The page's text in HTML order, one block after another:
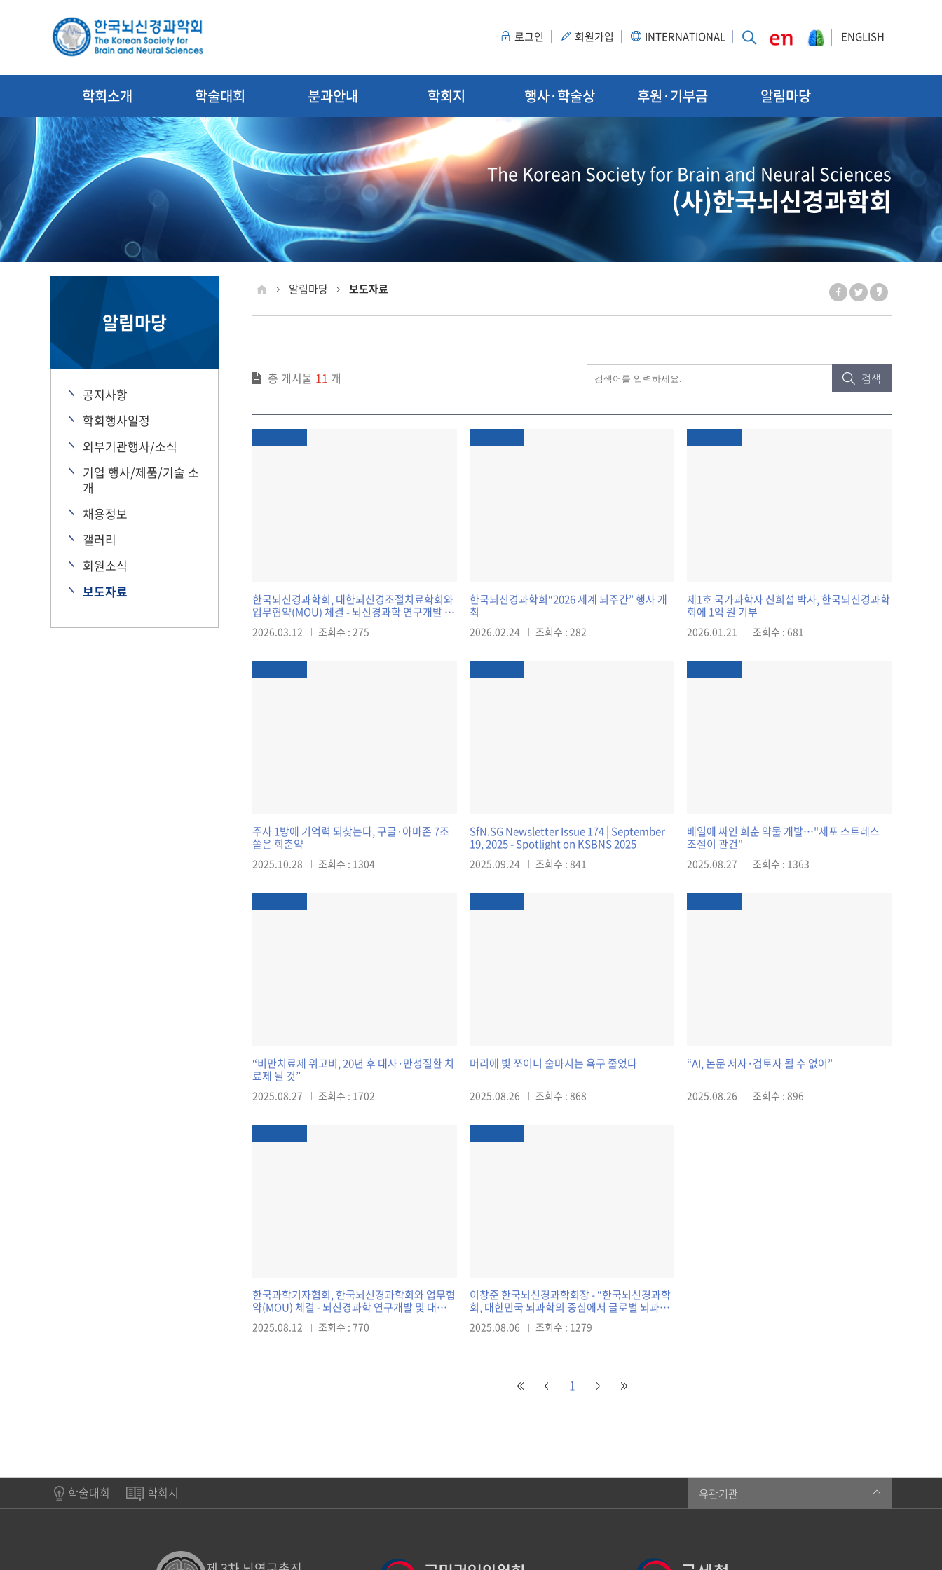
로그인 회원가입 INTERNATIONAL ENGLISH
학회소개 학술대회 분과안내 학회지 행사·학술상 후원·기부금 알림마당
The Korean Society for Brain and Neural Sciences
(사)한국뇌신경과학회
알림마당
공지사항
학회행사일정
외부기관행사/소식
기업 행사/제품/기술 소
개
채용정보
갤러리
회원소식
보도자료
알림마당 보도자료
총 게시물 11 개 검색
한국뇌신경과학회, 대한뇌신경조절치료학회와
업무협약(MOU) 체결 - 뇌신경과학 연구개발 및
학술 협력 강화를 위한 협력 확대
2026.03.12 조회수 : 275
한국뇌신경과학회“2026 세계 뇌주간” 행사 개
최
2026.02.24 조회수 : 282
제1호 국가과학자 신희섭 박사, 한국뇌신경과학
회에 1억 원 기부
2026.01.21 조회수 : 681
주사 1방에 기억력 되찾는다, 구글·아마존 7조
쏟은 회춘약
2025.10.28 조회수 : 1304
SfN.SG Newsletter Issue 174 | September
19, 2025 - Spotlight on KSBNS 2025
2025.09.24 조회수 : 841
베일에 싸인 회춘 약물 개발…"세포 스트레스
조절이 관건"
2025.08.27 조회수 : 1363
“비만치료제 위고비, 20년 후 대사·만성질환 치
료제 될 것”
2025.08.27 조회수 : 1702
머리에 빛 쪼이니 술마시는 욕구 줄었다
2025.08.26 조회수 : 868
“AI, 논문 저자·검토자 될 수 없어”
2025.08.26 조회수 : 896
한국과학기자협회, 한국뇌신경과학회와 업무협
약(MOU) 체결 - 뇌신경과학 연구개발 및 대국민
소통 활성화를 위해 협력
2025.08.12 조회수 : 770
이창준 한국뇌신경과학회장 - “한국뇌신경과학
회, 대한민국 뇌과학의 중심에서 글로벌 뇌과학
허브로” [출처] 이창준 한국뇌신경과학회장 -
“한국뇌신경과학회, 대한민국 뇌과학의 중심에
2025.08.06 조회수 : 1279
1
학술대회 학회지 유관기관